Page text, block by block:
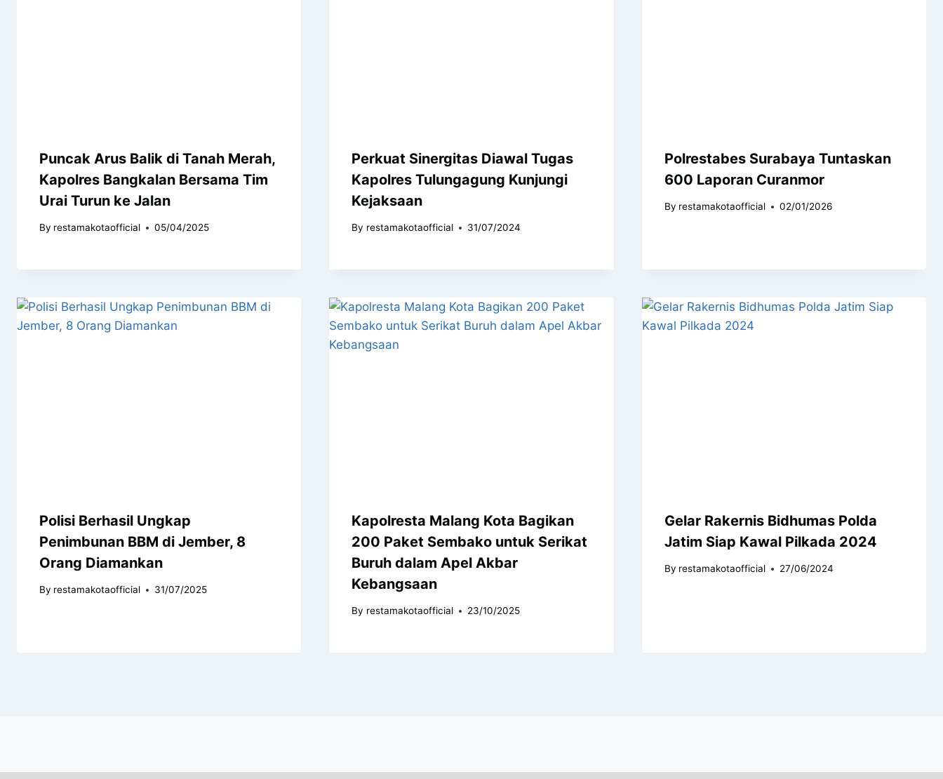
Puncak Arus Balik di Tanah Merah,
Kapolres Bangkalan Bersama Tim
Urai Turun ke Jalan
By restamakotaofficial 05/04/2025
Perkuat Sinergitas Diawal Tugas
Kapolres Tulungagung Kunjungi
Kejaksaan
By restamakotaofficial 31/07/2024
Polrestabes Surabaya Tuntaskan
600 Laporan Curanmor
By restamakotaofficial 02/01/2026
Polisi Berhasil Ungkap
Penimbunan BBM di Jember, 8
Orang Diamankan
By restamakotaofficial 31/07/2025
Kapolresta Malang Kota Bagikan
200 Paket Sembako untuk Serikat
Buruh dalam Apel Akbar
Kebangsaan
By restamakotaofficial 23/10/2025
Gelar Rakernis Bidhumas Polda
Jatim Siap Kawal Pilkada 2024
By restamakotaofficial 27/06/2024